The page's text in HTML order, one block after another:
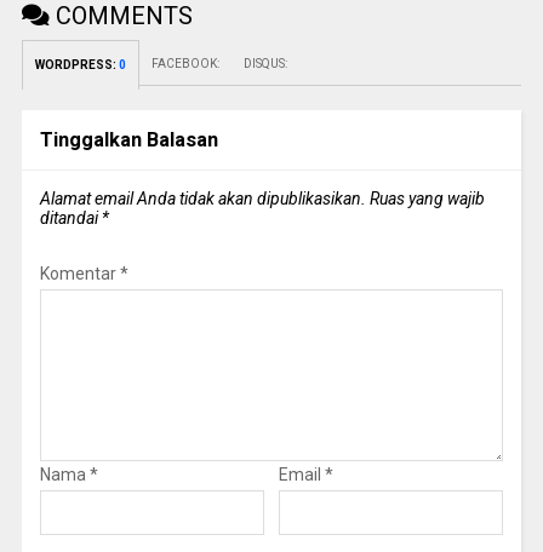
COMMENTS
WORDPRESS: 0 FACEBOOK: DISQUS:
Tinggalkan Balasan
Alamat email Anda tidak akan dipublikasikan. Ruas yang wajib
ditandai*
Komentar*
Nama* Email *